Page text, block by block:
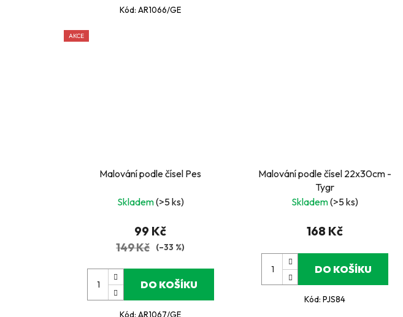
Kód:AR1066/GE
AKCE
Malování podle čísel Pes
Skladem(>5 ks)
99 Kč
149 Kč (–33 %)
DO KOŠÍKU
Kód:AR1067/GE
Malování podle čísel 22x30cm -
Tygr
Skladem(>5 ks)
168 Kč
DO KOŠÍKU
Kód:PJS84